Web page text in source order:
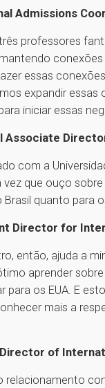
Admissions
professores
essas
expandir
iniciar essas
Associate
com a
vez que ouço
quanto para
Director for
então, ajuda a
aprender
os EUA. E
mais a
of
relacionamento